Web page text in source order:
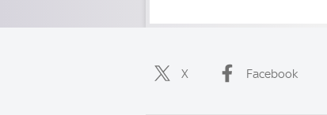
X Facebook